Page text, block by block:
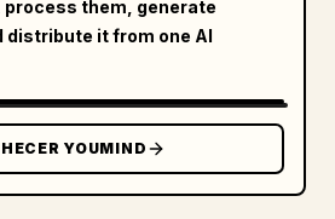
them, generate
distribute it from one AI
YOUMIND